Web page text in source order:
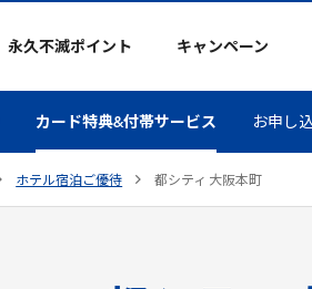
永久不滅ポイント キャンペーン
カード特典&付帯サービス お申し
ホテル宿泊ご優待 都シティ 大阪本町